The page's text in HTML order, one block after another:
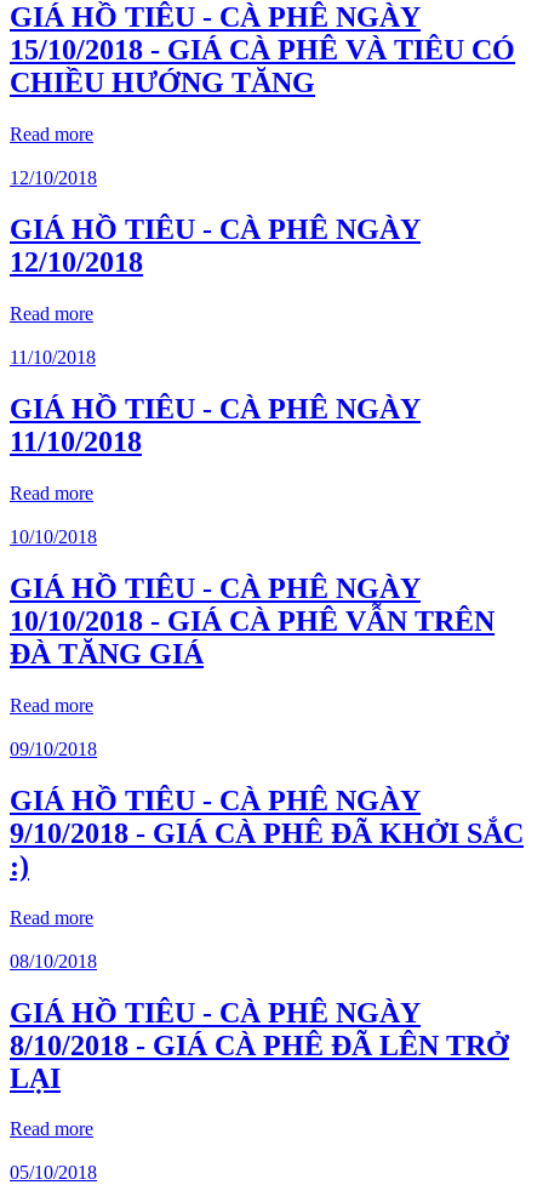
GIÁ HỒ TIÊU - CÀ PHÊ NGÀY
15/10/2018 - GIÁ CÀ PHÊ VÀ TIÊU CÓ
CHIỀU HƯỚNG TĂNG
Read more
12/10/2018
GIÁ HỒ TIÊU - CÀ PHÊ NGÀY
12/10/2018
Read more
11/10/2018
GIÁ HỒ TIÊU - CÀ PHÊ NGÀY
11/10/2018
Read more
10/10/2018
GIÁ HỒ TIÊU - CÀ PHÊ NGÀY
10/10/2018 - GIÁ CÀ PHÊ VẪN TRÊN
ĐÀ TĂNG GIÁ
Read more
09/10/2018
GIÁ HỒ TIÊU - CÀ PHÊ NGÀY
9/10/2018 - GIÁ CÀ PHÊ ĐÃ KHỞI SẮC
:)
Read more
08/10/2018
GIÁ HỒ TIÊU - CÀ PHÊ NGÀY
8/10/2018 - GIÁ CÀ PHÊ ĐÃ LÊN TRỞ
LẠI
Read more
05/10/2018